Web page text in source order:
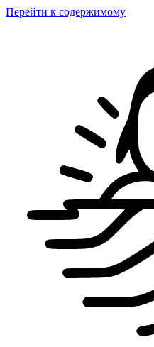
Перейти к содержимому